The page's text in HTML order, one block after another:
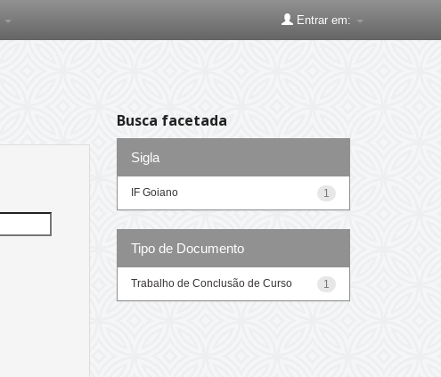
Entrar em:
Busca facetada
Sigla
1
IF Goiano
Tipo de Documento
1
Trabalho de Conclusão de Curso